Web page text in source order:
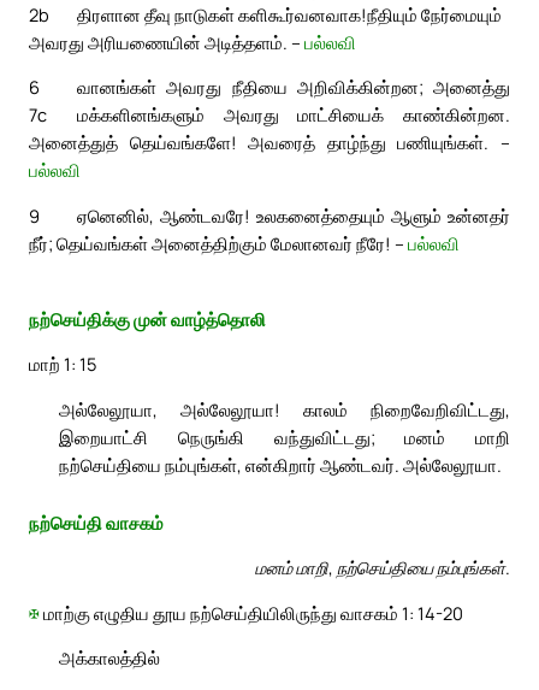
திரளான தீவு நாடுகள் களிகூர்வனவாக!
2b
நீதியும் நேர்மையும்
அவரது அரியணையின் அடித்தளம். – பல்லவி
6
வானங்கள் அவரது நீதியை அறிவிக்கின்றன; அனைத்து
மக்களினங்களும் அவரது மாட்சியைக் காண்கின்றன.
7c
அனைத்துத் தெய்வங்களே! அவரைத் தாழ்ந்து பணியுங்கள். –
பல்லவி
9
ஏனெனில், ஆண்டவரே! உலகனைத்தையும் ஆளும் உன்னதர்
நீர்; தெய்வங்கள் அனைத்திற்கும் மேலானவர் நீரே! – பல்லவி
நற்செய்திக்கு முன் வாழ்த்தொலி
மாற் 1: 15
அல்லேலூயா, அல்லேலூயா! காலம் நிறைவேறிவிட்டது,
இறையாட்சி நெருங்கி வந்துவிட்டது; மனம் மாறி
நற்செய்தியை நம்புங்கள், என்கிறார் ஆண்டவர். அல்லேலூயா.
நற்செய்தி வாசகம்
மனம் மாறி, நற்செய்தியை நம்புங்கள்.
✠மாற்கு எழுதிய தூய நற்செய்தியிலிருந்து வாசகம் 1: 14-20
அக்காலத்தில்